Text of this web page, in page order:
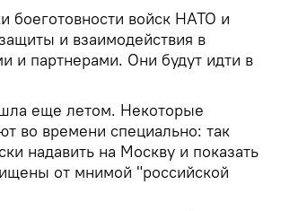
боеготовности войск НАТО и
и взаимодействия в
и партнерами. Они будут идти в
еще летом. Некоторые
во времени специально: так
надавить на Москву и показать
от мнимой "российской